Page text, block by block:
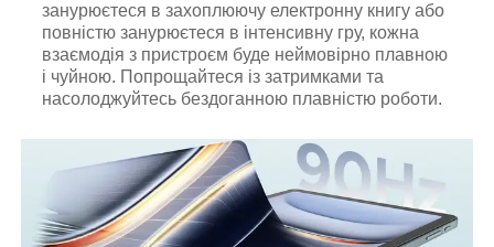
занурюєтеся в захоплюючу електронну книгу або
повністю занурюєтеся в інтенсивну гру, кожна
взаємодія з пристроєм буде неймовірно плавною
і чуйною. Попрощайтеся із затримками та
насолоджуйтесь бездоганною плавністю роботи.